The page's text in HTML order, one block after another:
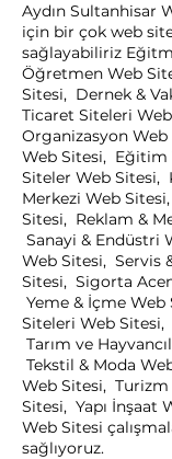
Aydın Sultanhisar
için bir çok web site
sağlayabiliriz
Öğretmen Web
Sitesi, Dernek &
Ticaret Siteleri
Organizasyon
Web Sitesi, Eğitim
Siteler Web Sitesi,
Merkezi Web
Sitesi, Reklam &
Sanayi & Endüstri
Web Sitesi, Servis
Sitesi, Sigorta
Yeme & İçme
Siteleri Web Sitesi,
Tarım ve
Tekstil & Moda
Web Sitesi,
Sitesi, Yapı İnşaat
Web Sitesi
sağlıyoruz.